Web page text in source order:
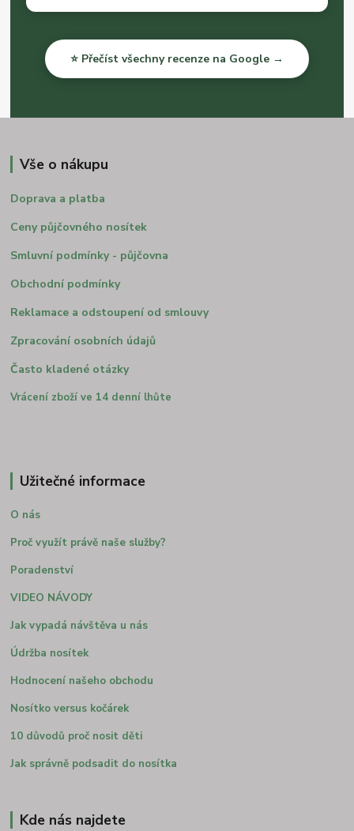
⭐ Přečíst všechny recenze na Google →
Vše o nákupu
Doprava a platba
Ceny půjčovného nosítek
Smluvní podmínky - půjčovna
Obchodní podmínky
Reklamace a odstoupení od smlouvy
Zpracování osobních údajů
Často kladené otázky
Vrácení zboží ve 14 denní lhůte
Užitečné informace
O nás
Proč využít právě naše služby?
Poradenství
VIDEO NÁVODY
Jak vypadá návštěva u nás
Údržba nosítek
Hodnocení našeho obchodu
Nosítko versus kočárek
10 důvodů proč nosit děti
Jak správně podsadit do nosítka
Kde nás najdete